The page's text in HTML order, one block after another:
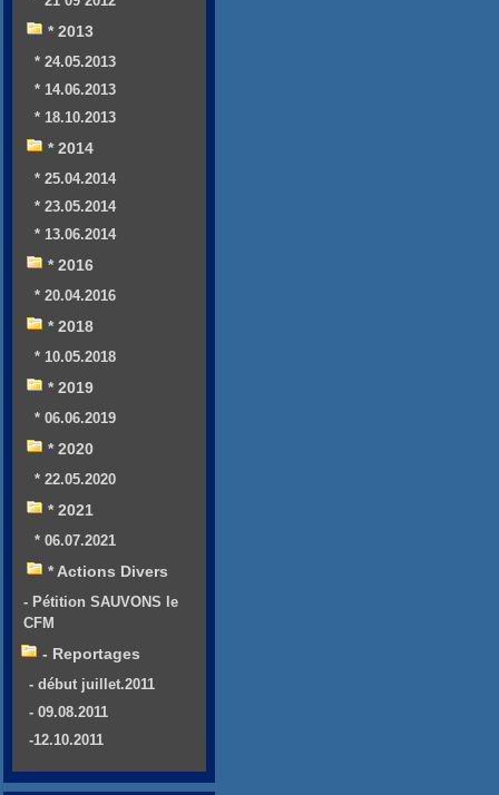
* 2013
* 24.05.2013
* 14.06.2013
* 18.10.2013
* 2014
* 25.04.2014
* 23.05.2014
* 13.06.2014
* 2016
* 20.04.2016
* 2018
* 10.05.2018
* 2019
* 06.06.2019
* 2020
* 22.05.2020
* 2021
* 06.07.2021
* Actions Divers
- Pétition SAUVONS le
CFM
- Reportages
- début juillet.2011
- 09.08.2011
-12.10.2011